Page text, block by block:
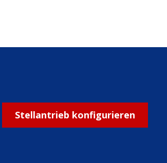
Stellantrieb konfigurieren